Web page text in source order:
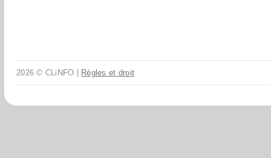
2026 © CLiNFO | Règles et droit